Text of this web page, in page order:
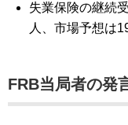
失業保険の継続
人、市場予想は
FRB当局者の発